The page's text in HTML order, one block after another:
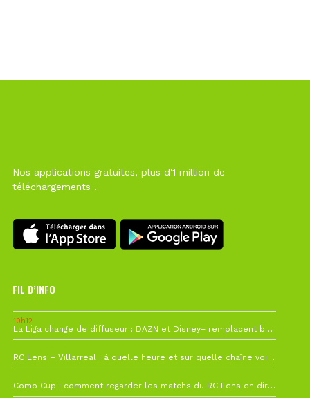
Nos applications gratuites, plus d'1 million de
téléchargements !
FIL D’INFO
10h12
La Liga change de diffuseur : DAZN et Disney+ remplacent beIN Sports !
RC Lens – Villarreal : à quelle heure et sur quelle chaîne voir la finale de la Como Cup ?
Como Cup : comment regarder les matchs du RC Lens en direct ?